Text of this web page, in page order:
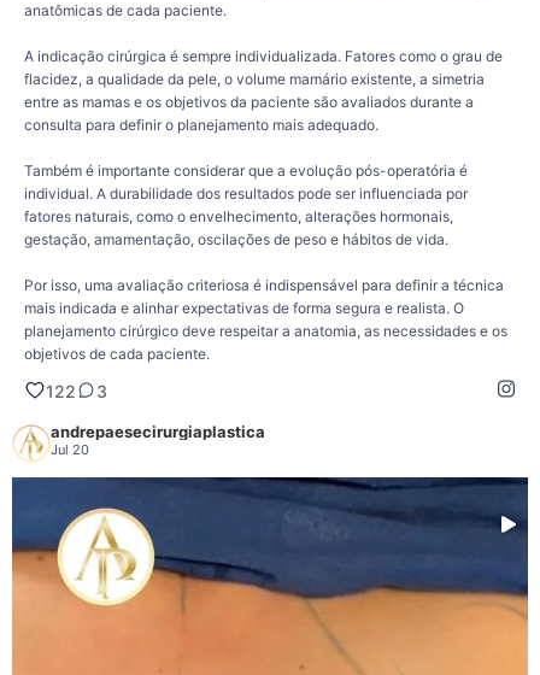
anatômicas de cada paciente.
A indicação cirúrgica é sempre individualizada. Fatores como o grau de
flacidez, a qualidade da pele, o volume mamário existente, a simetria
entre as mamas e os objetivos da paciente são avaliados durante a
consulta para definir o planejamento mais adequado.
Também é importante considerar que a evolução pós-operatória é
individual. A durabilidade dos resultados pode ser influenciada por
fatores naturais, como o envelhecimento, alterações hormonais,
gestação, amamentação, oscilações de peso e hábitos de vida.
Por isso, uma avaliação criteriosa é indispensável para definir a técnica
mais indicada e alinhar expectativas de forma segura e realista. O
planejamento cirúrgico deve respeitar a anatomia, as necessidades e os
objetivos de cada paciente.
122 3
andrepaesecirurgiaplastica
Jul 20
Dr. André Paese - Cirurgião Plástico. Membro da Sociedade Brasileira de
CRM/PA: 8498 RQE: 5488
❤️É possível levantar e dar mais firmeza às mamas sem utilizar silicone?
Sim, em alguns casos.
Quando a paciente já possui um volume mamário adequado ou deseja reduzir o
tamanho das mamas, a mastopexia sem prótese ou a mamoplastia redutora
podem ser opções.
Esses procedimentos têm como objetivo reposicionar as mamas, tratar a
flacidez, elevar as aréolas e buscar um contorno mais harmonioso, utilizando o
próprio tecido mamário, sem a necessidade de implantes de silicone.